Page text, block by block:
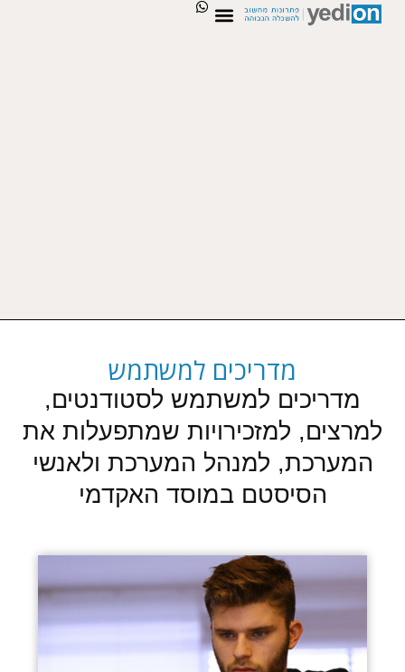
מדריכים למשתמש
מדריכים למשתמש לסטודנטים,
למרצים, למזכירויות שמתפעלות את
המערכת, למנהל המערכת ולאנשי
הסיסטם במוסד האקדמי